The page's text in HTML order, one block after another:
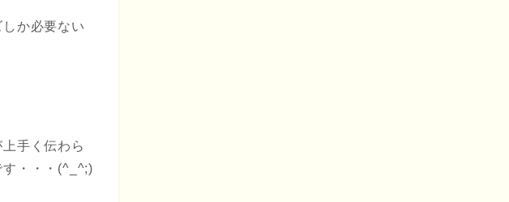
か必要ない
手く伝わら
す・・・(^_^;)